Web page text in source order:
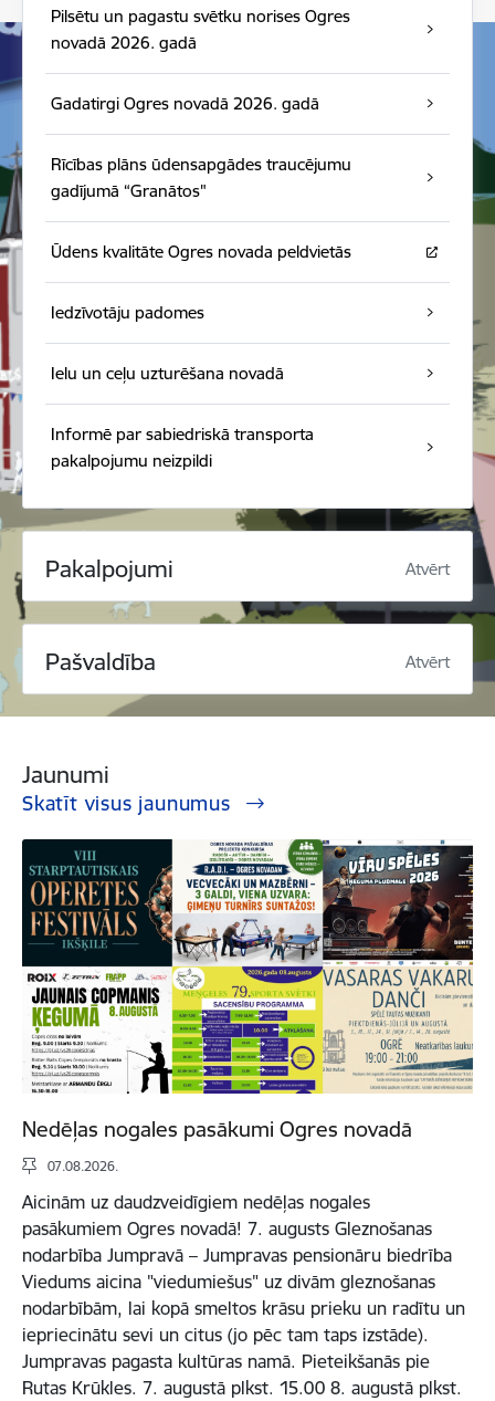
Pilsētu un pagastu svētku norises Ogres
novadā 2026. gadā
Gadatirgi Ogres novadā 2026. gadā
Rīcības plāns ūdensapgādes traucējumu
gadījumā “Granātos"
Ūdens kvalitāte Ogres novada peldvietās
Iedzīvotāju padomes
Ielu un ceļu uzturēšana novadā
Informē par sabiedriskā transporta
pakalpojumu neizpildi
Pakalpojumi Atvērt
Pašvaldība Atvērt
Jaunumi
Skatīt visus jaunumus
Nedēļas nogales pasākumi Ogres novadā
07.08.2026.
Aicinām uz daudzveidīgiem nedēļas nogales
pasākumiem Ogres novadā! 7. augusts Gleznošanas
nodarbība Jumpravā – Jumpravas pensionāru biedrība
Viedums aicina "viedumiešus" uz divām gleznošanas
nodarbībām, lai kopā smeltos krāsu prieku un radītu un
iepriecinātu sevi un citus (jo pēc tam taps izstāde).
Jumpravas pagasta kultūras namā. Pieteikšanās pie
Rutas Krūkles. 7. augustā plkst. 15.00 8. augustā plkst.